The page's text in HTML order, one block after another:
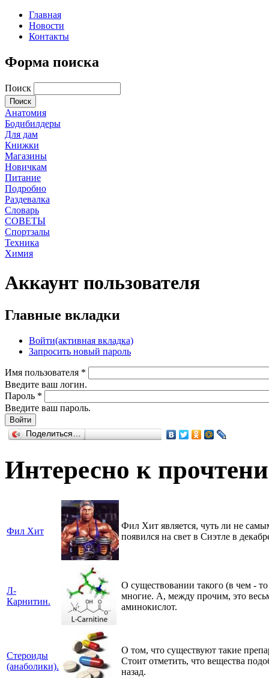
Главная
Новости
Контакты
Форма поиска
Поиск
Анатомия
Бодибилдеры
Для дам
Книжки
Магазины
Новичкам
Питание
Подробно
Раздевалка
Словарь
СОВЕТЫ
Спортзалы
Техника
Химия
Аккаунт пользователя
Главные вкладки
Войти(активная вкладка)
Запросить новый пароль
Имя пользователя *
Введите ваш логин.
Пароль *
Введите ваш пароль.
Поделиться…
Интересно к
Фил Хит
Фил Хит является, чуть ли не
появился на свет в Сиэтле в
Л-
Карнитин.
О существовании такого (в чем -
многие. А, между прочим, это
аминокислот.
Стероиды
(анаболики).
О том, что существуют такие
Стоит отметить, что вещества
назад.